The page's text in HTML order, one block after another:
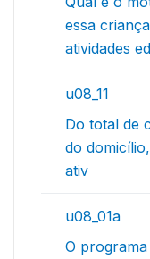
essa
atividades ed
u08_11
Do total de
do
ativ
u08_01a
O